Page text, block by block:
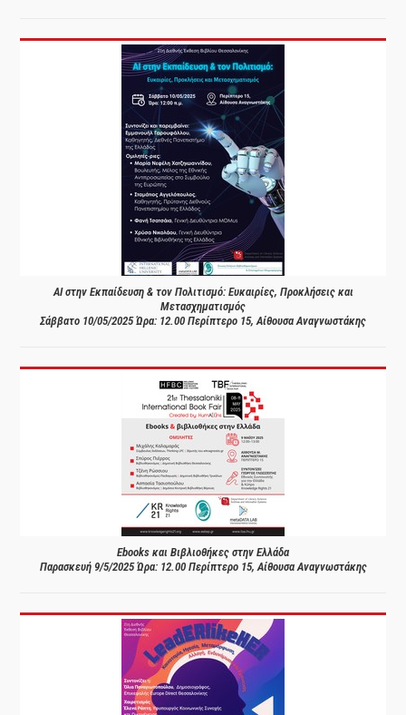
AI στην Εκπαίδευση & τον Πολιτισμό: Ευκαιρίες, Προκλήσεις και
Μετασχηματισμός
Σάββατο 10/05/2025 Ώρα: 12.00 Περίπτερο 15, Αίθουσα Αναγνωστάκης
Ebooks και Βιβλιοθήκες στην Ελλάδα
Παρασκευή 9/5/2025 Ώρα: 12.00 Περίπτερο 15, Αίθουσα Αναγνωστάκης